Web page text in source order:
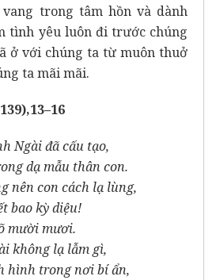
trong tâm hồn và dành
tình yêu luôn đi trước chúng
ở với chúng ta từ muôn thuở
ta mãi mãi.
Ngài đã cấu tạo,
dạ mẫu thân con.
nên con cách lạ lùng,
bao kỳ diệu!
mười mươi.
không lạ lẫm gì,
hình trong nơi bí ẩn,